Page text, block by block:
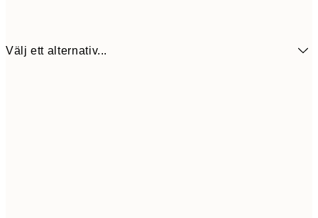
Välj ett alternativ...